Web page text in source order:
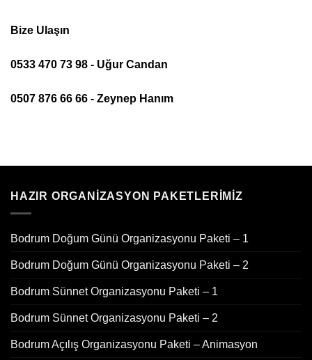
Bize Ulaşın
0533 470 73 98 - Uğur Candan
0507 876 66 66 - Zeynep Hanım
HAZIR ORGANIZASYON PAKETLERIMIZ
Bodrum Doğum Günü Organizasyonu Paketi – 1
Bodrum Doğum Günü Organizasyonu Paketi – 2
Bodrum Sünnet Organizasyonu Paketi – 1
Bodrum Sünnet Organizasyonu Paketi – 2
Bodrum Açılış Organizasyonu Paketi – Animasyon